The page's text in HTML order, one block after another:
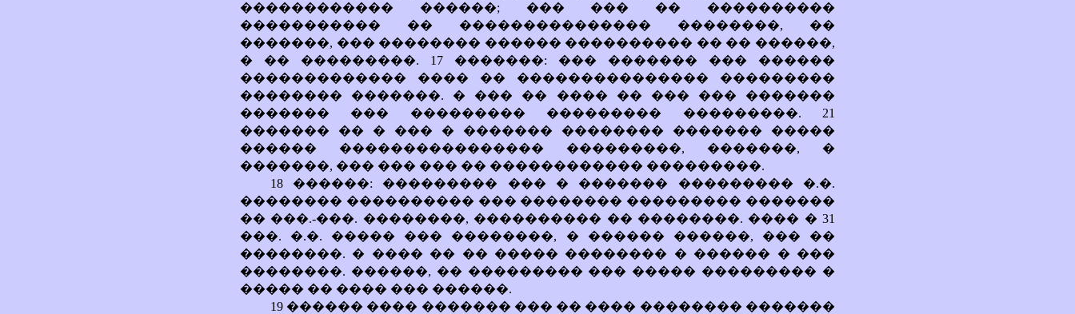
������������ ������; ��� ��� �� ����������
����������� �� ��������������� ��������, ��
�������, ��� �������� ������ ���������� �� �� ������,
� �� ���������. 17 �������: ��� ������� ��� ������
������������� ���� �� ��������������� ���������
�������� �������. � ��� �� ���� �� ��� ��� �������
������� ��� ��������� ��������� ���������. 21
������� �� � ��� � ������� �������� ������� �����
������ ���������������� ���������, �������, �
�������, ��� ��� ��� �� ������������ ���������.
18 ������: ��������� ��� � ������� ��������� �.�.
�������� ���������� ��� �������� ��������� �������
�� ���.-���. ��������, ���������� �� ��������. ���� � 31
���. �.�. ����� ��� ��������, � ������ ������, ��� ��
��������. � ���� �� �� ����� �������� � ������ � ���
��������. ������, �� ��������� ��� ����� ��������� �
����� �� ���� ��� ������.
19 ������ ���� ������� ��� �� ���� �������� �������